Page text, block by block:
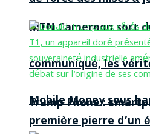
MTN Cameroon sort
communiqué, les
Mobile Money sous
Trump Phone :
première pierre d’un